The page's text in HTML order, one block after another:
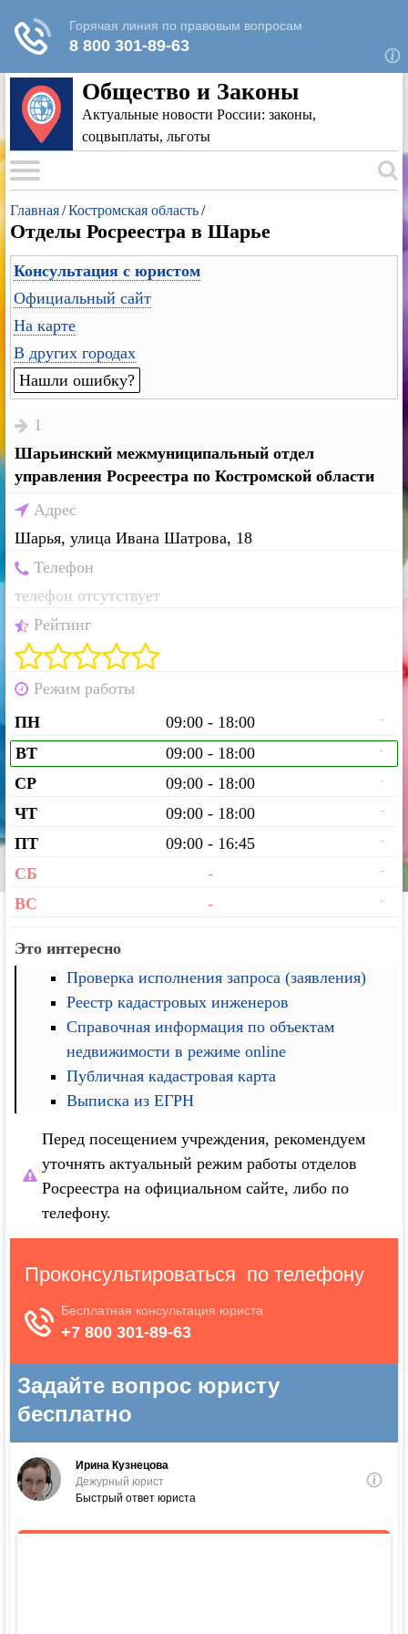
Общество и Законы
Актуальные новости России: законы,
соцвыплаты, льготы
Главная/Костромская область/
Отделы Росреестра в Шарье
Консультация с юристом
Официальный сайт
На карте
В других городах
Нашли ошибку?
1
Шарьинский межмуниципальный отдел
управления Росреестра по Костромской области
Адрес
Шарья, улица Ивана Шатрова, 18
Телефон
телефон отсутствует
Рейтинг
Режим работы
ПН
09:00 - 18:00 -
ВТ 09:00 - 18:00 -
СР 09:00 - 18:00 -
ЧТ 09:00 - 18:00 -
ПТ 09:00 - 16:45 -
СБ - -
ВС - -
Это интересно
Проверка исполнения запроса (заявления)
Реестр кадастровых инженеров
Справочная информация по объектам
недвижимости в режиме online
Публичная кадастровая карта
Выписка из ЕГРН
Перед посещением учреждения, рекомендуем
уточнять актуальный режим работы отделов
Росреестра на официальном сайте, либо по
телефону.
Для любых предложений по сайту: rk-
reestr@cp9.ru